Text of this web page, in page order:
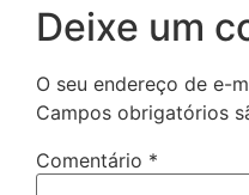
Deixe um
O seu endereço de e-
Campos obrigatórios
Comentário *